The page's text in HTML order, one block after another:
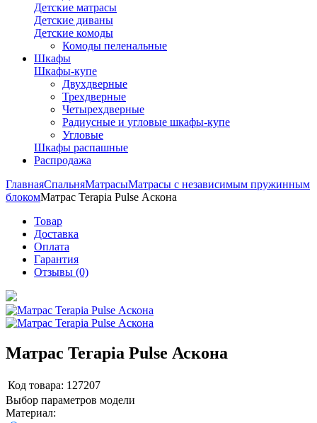
Детские матрасы
Детские диваны
Детские комоды
Комоды пеленальные
Шкафы
Шкафы-купе
Двухдверные
Трехдверные
Четырехдверные
Радиусные и угловые шкафы-купе
Угловые
Шкафы распашные
Распродажа
ГлавнаяСпальняМатрасыМатрасы с независимым пружинным
блокомМатрас Terapia Pulse Аскона
Товар
Доставка
Оплата
Гарантия
Отзывы (0)
Матрас Terapia Pulse Аскона
Код товара: 127207
Выбор параметров модели
Материал: